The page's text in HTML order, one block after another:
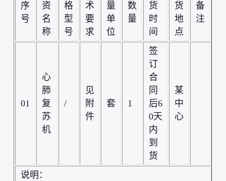
序
号
资
名
称
格
型
号
术
要
求
量
单
位
数
量
货
时
间
货
地
点
备
注
01
心
肺
复
苏
机
/
见
附
件
套 1
签
订
合
同
后6
0天
内
到
货
某
中
心
说明：